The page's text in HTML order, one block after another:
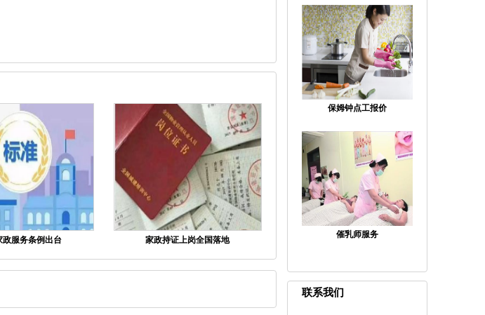
保姆钟点工报价
催乳师服务
联系我们
政服务条例出台 家政持证上岗全国落地